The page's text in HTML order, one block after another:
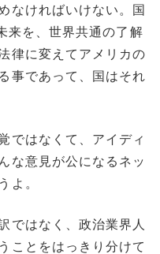
なければいけない。国
来を、世界共通の了解
律に変えてアメリカの
事であって、国はそれ
ではなくて、アイディ
な意見が公になるネッ
よ。
ではなく、政治業界人
ことをはっきり分けて